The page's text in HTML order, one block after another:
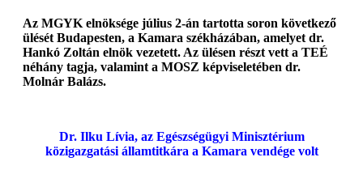
Az MGYK elnöksége július 2-án tartotta soron következő
ülését Budapesten, a Kamara székházában, amelyet dr.
Hankó Zoltán elnök vezetett. Az ülésen részt vett a TEÉ
néhány tagja, valamint a MOSZ képviseletében dr.
Molnár Balázs.
Dr. Ilku Lívia, az Egészségügyi Minisztérium
közigazgatási államtitkára a Kamara vendége volt